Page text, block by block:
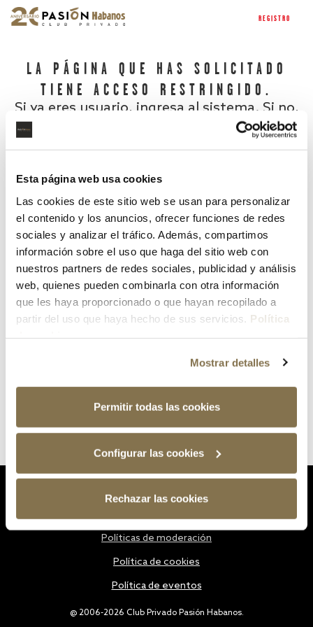
Esta página web usa cookies
Las cookies de este sitio web se usan para personalizar
el contenido y los anuncios, ofrecer funciones de redes
sociales y analizar el tráfico. Además, compartimos
información sobre el uso que haga del sitio web con
nuestros partners de redes sociales, publicidad y análisis
web, quienes pueden combinarla con otra información
que les haya proporcionado o que hayan recopilado a
partir del uso que haya hecho de sus servicios. Política
Mostrar detalles
Permitir todas las cookies
Configurar las cookies
Rechazar las cookies
REGISTRO
LA PÁGINA QUE HAS SOLICITADO
TIENE ACCESO RESTRINGIDO.
Si ya eres usuario, ingresa al sistema. Si no,
¿Has olvidado tu contraseña?
@ 2006-2026 Club Privado Pasión Habanos.
Políticas de moderación
Política de cookies
Política de eventos